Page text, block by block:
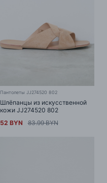
Пантолеты JJ274520 802
Шлёпанцы из искусственной
кожи JJ274520 802
52 BYN
83.99 BYN